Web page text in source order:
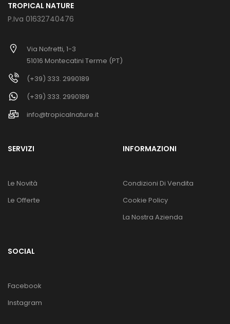
TROPICAL NATURE
P.Iva 01632740476
Via Nofretti, 1-3
51016 Montecatini Terme (PT)
(+39) 333. 2990189
(+39) 333. 2990189
info@tropicalnature.it
SERVIZI
Le Novità
Le Offerte
INFORMAZIONI
Condizioni Di Vendita
Cookie Policy
La Nostra Azienda
SOCIAL
Facebook
Instagram